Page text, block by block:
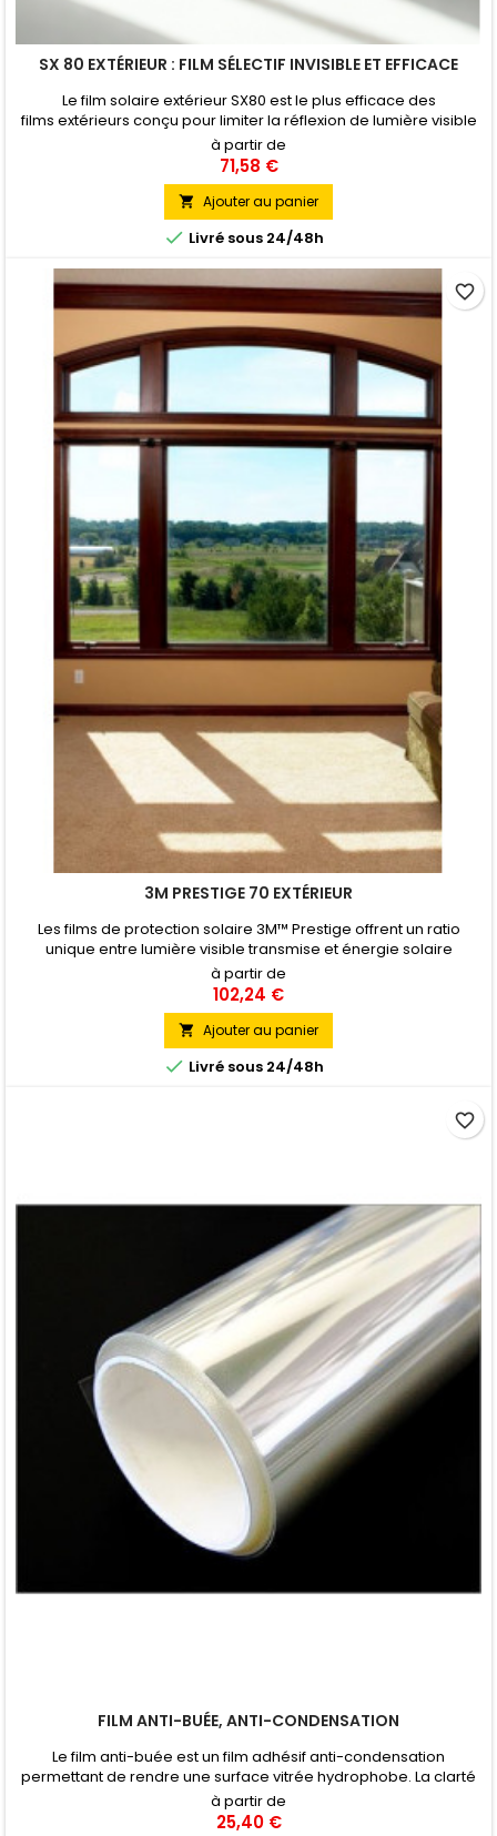
SX 80 EXTÉRIEUR : FILM SÉLECTIF INVISIBLE ET EFFICACE
Le film solaire extérieur SX80 est le plus efficace des
films extérieurs conçu pour limiter la réflexion de lumière visible
tout en réduisant les apports de chaleur jusqu’à 42%. Le SX80 est
un film solaire extérieur permettant à la lumière de passer tout
en contrôlant la chaleur du soleil :Absence d’effet miroir
Transmission de la lumière visible...
à partir de
71,58 €
 Ajouter au panier
 Livré sous 24/48h
3M PRESTIGE 70 EXTÉRIEUR
Les films de protection solaire 3M™ Prestige offrent un ratio
unique entre lumière visible transmise et énergie solaire
rejetée. Le film de protection solaire 3M™ Prestige 70 Exterior a
été conçu pour être appliqué sur la face externe des vitres.
Pose Extérieure
à partir de
102,24 €
 Ajouter au panier
 Livré sous 24/48h
favorite_border
FILM ANTI-BUÉE, ANTI-CONDENSATION
Le film anti-buée est un film adhésif anti-condensation
permettant de rendre une surface vitrée hydrophobe. La clarté
et la transparence sont donc toujours maintenu, même dans
des univers humides.
à partir de
25,40 €
favorite_border